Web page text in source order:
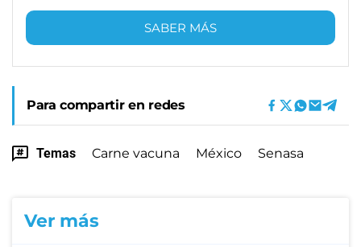
SABER MÁS
Para compartir en redes
Temas Carne vacuna México Senasa
Ver más